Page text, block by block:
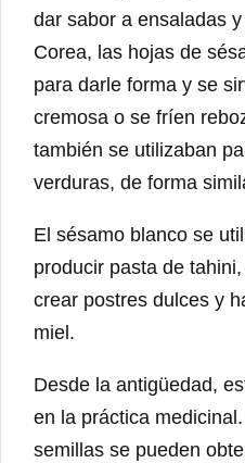
dar sabor a ensaladas
Corea, las hojas de
para darle forma y se
cremosa o se fríen
también se utilizaban
verduras, de forma
El sésamo blanco se
producir pasta de
crear postres dulces y
miel.
Desde la antigüedad,
en la práctica
semillas se pueden